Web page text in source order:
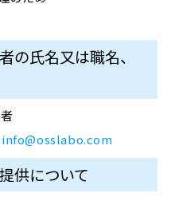
の氏名又は職名、
info@osslabo.com
供について